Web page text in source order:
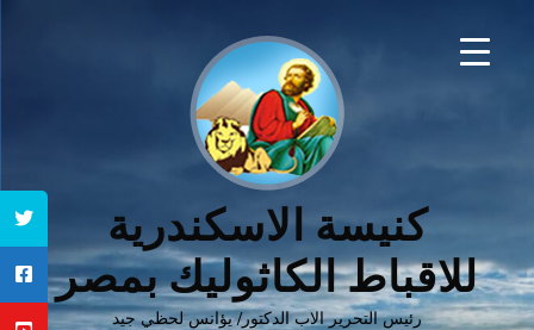
كنيسة الاسكندرية
للاقباط الكاثوليك بمصر
رئيس التحرير الاب الدكتور/ يؤانس لحظي جيد